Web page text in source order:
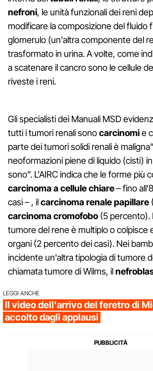
nefroni, le unità funzionali dei reni
modificare la composizione del fluido
glomerulo (un'altra componente del
trasformato in urina. A volte, come
a scatenare il cancro sono le cellule
riveste i reni.
Gli specialisti dei Manuali MSD
tutti i tumori renali sonocarcinomie
parte dei tumori solidi renali è
neoformazioni piene di liquido (cisti)
sono”. L'AIRC indica che le forme più
carcinoma a cellule chiare– fino
casi – , ilcarcinoma renale papillare
carcinoma cromofobo (5 percento).
tumore del rene è multiplo o colpisce
organi (2 percento dei casi). Nei
incidente un'altra tipologia di tumore
chiamata tumore di Wilms, il
LEGGI ANCHE
Il video dell'arrivo del feretro di
accolto dagli applausi